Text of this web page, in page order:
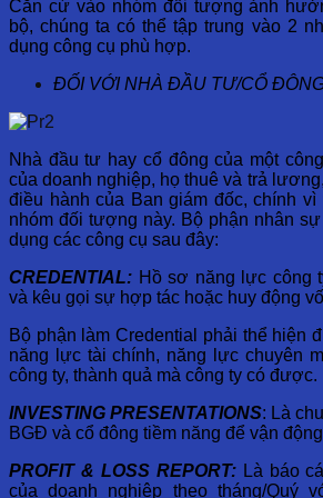
Căn cứ vào nhóm đối tượng ảnh
bộ, chúng ta có thể tập trung vào 2
dụng công cụ phù hợp.
ĐỐI VỚI NHÀ ĐẦU TƯ/CỔ
Nhà đầu tư hay cổ đông của một
của doanh nghiệp, họ thuê và trả
điều hành của Ban giám đốc, chính vì
nhóm đối tượng này. Bộ phận nhân
dụng các công cụ sau đây:
CREDENTIAL: Hồ sơ năng lực công
và kêu gọi sự hợp tác hoặc huy động
Bộ phận làm Credential phải thể hiện
năng lực tài chính, năng lực chuyên
công ty, thành quả mà công ty có được.
INVESTING PRESENTATIONS: Là
BGĐ và cổ đông tiềm năng để vận
PROFIT & LOSS REPORT:Là báo
của doanh nghiệp theo tháng/Quý